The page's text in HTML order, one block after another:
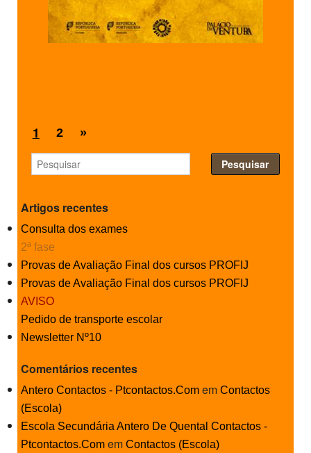
1 2 »
Artigos recentes
Consulta dos exames
2ª fase
Provas de Avaliação Final dos cursos PROFIJ
Provas de Avaliação Final dos cursos PROFIJ
AVISO
Pedido de transporte escolar
Newsletter Nº10
Comentários recentes
Antero Contactos - Ptcontactos.Com em Contactos
(Escola)
Escola Secundária Antero De Quental Contactos -
Ptcontactos.Com em Contactos (Escola)